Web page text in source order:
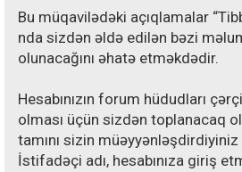
Bu müqavilədəki açıqlamalar
nda sizdən əldə edilən bəzi
olunacağını əhatə etməkdədir.
Hesabınızın forum hüdudları
olması üçün sizdən toplanacaq
tamını sizin
İstifadəçi adı, hesabınıza giriş